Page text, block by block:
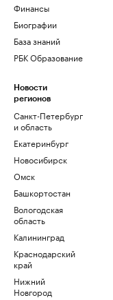
Финансы
Биографии
База знаний
РБК Образование
Новости
регионов
Санкт-Петербург
и область
Екатеринбург
Новосибирск
Омск
Башкортостан
Вологодская
область
Калининград
Краснодарский
край
Нижний
Новгород